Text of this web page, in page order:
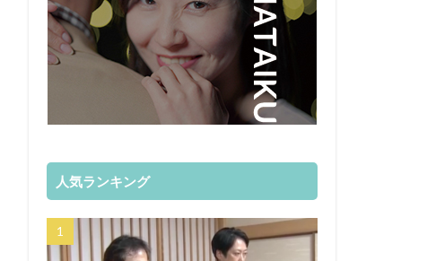
人気ランキング